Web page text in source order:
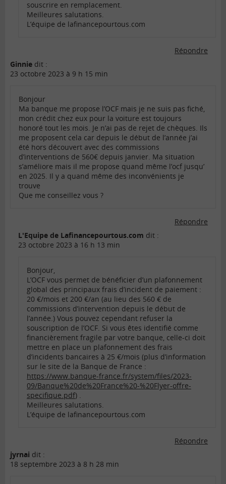
souscrire en remplacement.
Meilleures salutations.
L’équipe de lafinancepourtous.com
Répondre
Ginnie dit :
23 octobre 2023 à 9 h 15 min
Bonjour
Ma banque me propose l’OCF mais je ne suis pas fiché,
mon crédit chez eux pour la voiture est toujours
honoré tout les mois. Je n’ai pas de rejet de chèques. Ils
me proposent cela car depuis le début de l’année j’ai
été hors découvert avec des commissions
d’interventions de 560€ depuis janvier. Ma situation
s’améliore mais il me propose quand même l’ocf jusqu’
en 2025. Il y a quand même des inconvénients je
trouve
Que me conseillez vous ?
Répondre
L'Equipe de Lafinancepourtous.com dit :
23 octobre 2023 à 16 h 13 min
Bonjour,
L’OCF vous permet de bénéficier d’un plafonnement
global des principaux frais d’incident de paiement :
20 €/mois et 200 €/an (au lieu des 560 € de
commissions d’intervention depuis le début de
l’année.) Vous pouvez cependant refuser la
souscription de l’OCF. Si vous êtes identifié comme
financièrement fragile par votre banque, celle-ci doit
mettre en place un plafonnement des frais
d’incidents bancaires à 25 €/mois (plus d’information
sur le site de la Banque de France :
https://www.banque-france.fr/system/files/2023-
09/Banque%20de%20France%20-%20Flyer-offre-
specifique.pdf) .
Meilleures salutations.
L’équipe de lafinancepourtous.com
Répondre
jyrnai dit :
18 septembre 2023 à 8 h 28 min